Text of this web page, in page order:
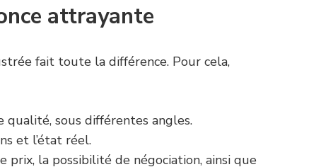
attrayante
fait toute la différence. Pour cela,
qualité, sous différentes angles.
et l’état réel.
prix, la possibilité de négociation, ainsi que